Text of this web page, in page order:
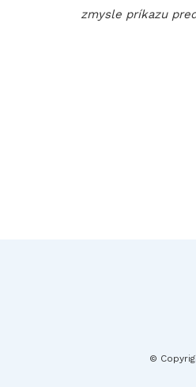
zmysle príkazu
©